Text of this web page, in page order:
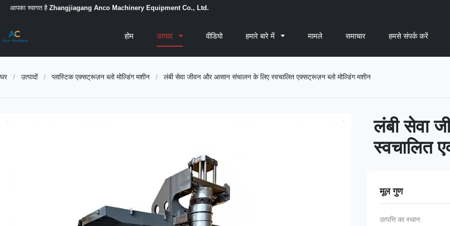
आपका स्वागत है Zhangjiagang Anco Machinery Equipment Co., Ltd.
होम उत्पाद वीडियो हमारे बारे में मामले समाचार हमसे संपर्क करें
घर / उत्पादों / प्लास्टिक एक्सट्रूज़न ब्लो मोल्डिंग मशीन / लंबी सेवा जीवन और आसान संचालन के लिए स्वचालित एक्सट्रूज़न ब्लो मोल्डिंग मशीन
लंबी सेवा
स्वचालित
मूल गुण
उत्पत्ति का स्थान: